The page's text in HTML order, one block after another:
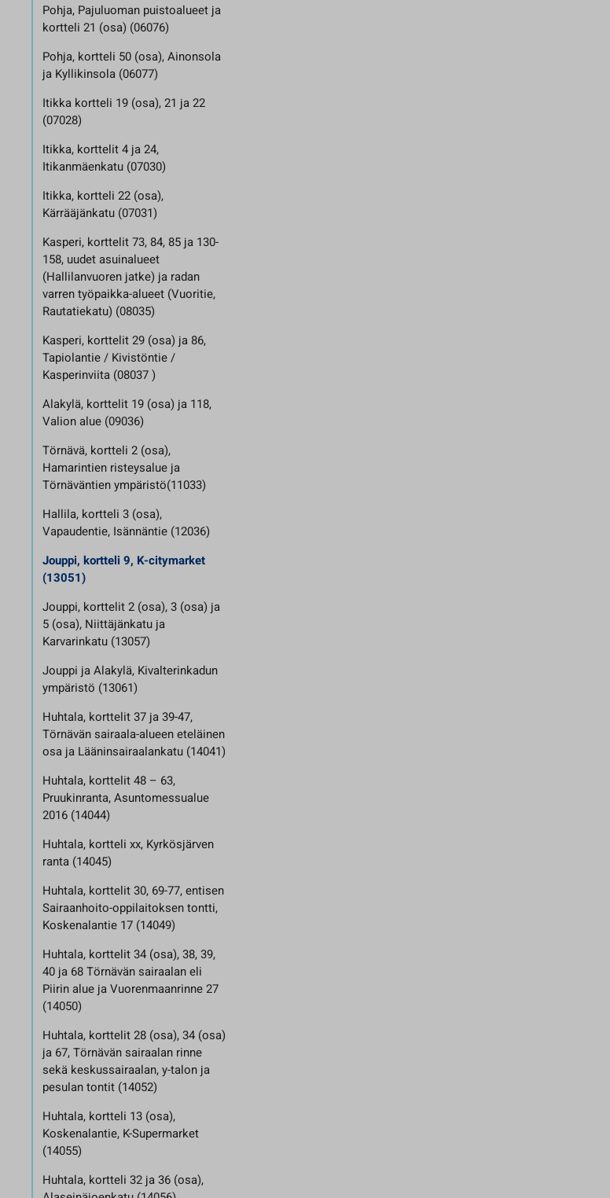
Pohja, Pajuluoman puistoalueet ja
kortteli 21 (osa) (06076)
Pohja, kortteli 50 (osa), Ainonsola
ja Kyllikinsola (06077)
Itikka kortteli 19 (osa), 21 ja 22
(07028)
Itikka, korttelit 4 ja 24,
Itikanmäenkatu (07030)
Itikka, kortteli 22 (osa),
Kärrääjänkatu (07031)
Kasperi, korttelit 73, 84, 85 ja 130-
158, uudet asuinalueet
(Hallilanvuoren jatke) ja radan
varren työpaikka-alueet (Vuoritie,
Rautatiekatu) (08035)
Kasperi, korttelit 29 (osa) ja 86,
Tapiolantie / Kivistöntie /
Kasperinviita (08037 )
Alakylä, korttelit 19 (osa) ja 118,
Valion alue (09036)
Törnävä, kortteli 2 (osa),
Hamarintien risteysalue ja
Törnäväntien ympäristö(11033)
Hallila, kortteli 3 (osa),
Vapaudentie, Isännäntie (12036)
Jouppi, kortteli 9, K-citymarket
(13051)
Jouppi, korttelit 2 (osa), 3 (osa) ja
5 (osa), Niittäjänkatu ja
Karvarinkatu (13057)
Jouppi ja Alakylä, Kivalterinkadun
ympäristö (13061)
Huhtala, korttelit 37 ja 39-47,
Törnävän sairaala-alueen eteläinen
osa ja Lääninsairaalankatu (14041)
Huhtala, korttelit 48 – 63,
Pruukinranta, Asuntomessualue
2016 (14044)
Huhtala, kortteli xx, Kyrkösjärven
ranta (14045)
Huhtala, korttelit 30, 69-77, entisen
Sairaanhoito-oppilaitoksen tontti,
Koskenalantie 17 (14049)
Huhtala, korttelit 34 (osa), 38, 39,
40 ja 68 Törnävän sairaalan eli
Piirin alue ja Vuorenmaanrinne 27
(14050)
Huhtala, korttelit 28 (osa), 34 (osa)
ja 67, Törnävän sairaalan rinne
sekä keskussairaalan, y-talon ja
pesulan tontit (14052)
Huhtala, kortteli 13 (osa),
Koskenalantie, K-Supermarket
(14055)
Huhtala, kortteli 32 ja 36 (osa),